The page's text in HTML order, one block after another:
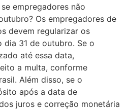
empregadores não
Os empregadores de
devem regularizar os
dia 31 de outubro. Se o
até essa data,
a multa, conforme
Além disso, se o
após a data de
juros e correção monetária